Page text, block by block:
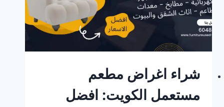
شراء اغراض مطعم
مستعمل الكويت: افضل